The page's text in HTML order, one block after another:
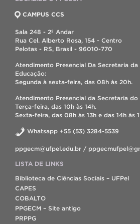
CAMPUS CCS
Sala 248 - 2º Andar
Rua Cel. Alberto Rosa, 154 - Centro
Pelotas - RS, Brasil - 96010-770
Atendimento Presencial Da Secretaria
Educação:
Segunda à sexta-feira, das 08h às 20h.
Atendimento Presencial da Secretaria do
Terça-feira, das 10h às 14h.
Sexta-feira, das 08h às 13h e das 14h às
Whatsapp +55 (53) 3284-5539
ppgecm@ufpel.edu.br /
LISTA DE LINKS
Biblioteca de Ciências Sociais – UFPel
CAPES
COBALTO
PPGECM – Site antigo
PRPPG